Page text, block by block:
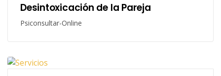
Desintoxicación de la Pareja
Psiconsultar-Online